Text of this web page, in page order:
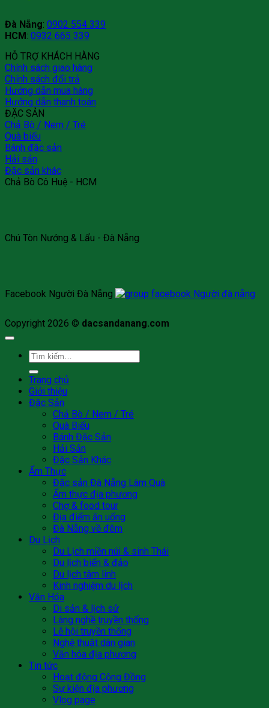
Đà Nẵng: 0902 554 339
HCM: 0932 665 339
HỖ TRỢ KHÁCH HÀNG
Chính sách giao hàng
Chính sách đổi trả
Hướng dẫn mua hàng
Hướng dẫn thanh toán
ĐẶC SẢN
Chả Bò / Nem / Tré
Quà biếu
Bánh đặc sản
Hải sản
Đặc sản khác
Chả Bò Cô Huệ - HCM
Chú Tòn Nướng & Lẩu - Đà Nẵng
Facebook Người Đà Nẵng
Copyright 2026 © dacsandanang.com
Tìm
kiếm:
Trang chủ
Giới thiệu
Đặc Sản
Chả Bò / Nem / Tré
Quà Biếu
Bánh Đặc Sản
Hải Sản
Đặc Sản Khác
Ẩm Thực
Đặc sản Đà Nẵng Làm Quà
Ẩm thực địa phương
Chợ & food tour
Địa điểm ăn uống
Đà Nẵng về đêm
Du Lịch
Du Lịch miền núi & sinh Thái
Du lịch biển & đảo
Du lịch tâm linh
Kinh nghiệm du lịch
Văn Hóa
Di sản & lịch sử
Làng nghề truyền thống
Lễ hội truyền thống
Nghệ thuật dân gian
Văn hóa địa phương
Tin tức
Hoạt động Cộng Đồng
Sự kiện địa phương
Vlog page